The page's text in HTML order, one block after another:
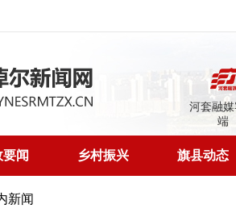
河套融
端
要闻 乡村振兴 旗县动态
新闻